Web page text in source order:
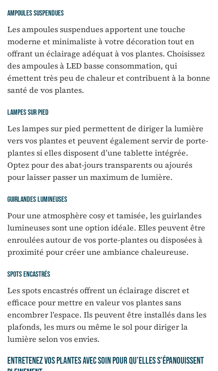
Ampoules suspendues
Les ampoules suspendues apportent une touche
moderne et minimaliste à votre décoration tout en
offrant un éclairage adéquat à vos plantes. Choisissez
des ampoules à LED basse consommation, qui
émettent très peu de chaleur et contribuent à la bonne
santé de vos plantes.
Lampes sur pied
Les lampes sur pied permettent de diriger la lumière
vers vos plantes et peuvent également servir de porte-
plantes si elles disposent d’une tablette intégrée.
Optez pour des abat-jours transparents ou ajourés
pour laisser passer un maximum de lumière.
Guirlandes lumineuses
Pour une atmosphère cosy et tamisée, les guirlandes
lumineuses sont une option idéale. Elles peuvent être
enroulées autour de vos porte-plantes ou disposées à
proximité pour créer une ambiance chaleureuse.
Spots encastrés
Les spots encastrés offrent un éclairage discret et
efficace pour mettre en valeur vos plantes sans
encombrer l’espace. Ils peuvent être installés dans les
plafonds, les murs ou même le sol pour diriger la
lumière selon vos envies.
Entretenez vos plantes avec soin pour qu’elles s’épanouissent